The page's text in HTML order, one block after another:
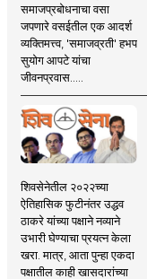
समाजप्रबोधनाचा वसा
जपणारे वसईतील एक आदर्श
व्यक्तिमत्त्व, 'समाजव्रती' हभप
सुयोग आपटे यांचा
जीवनप्रवास.....
शिवसेनेतील २०२२च्या
ऐतिहासिक फुटीनंतर उद्धव
ठाकरे यांच्या पक्षाने नव्याने
उभारी घेण्याचा प्रयत्न केला
खरा. मात्र, आता पुन्हा एकदा
पक्षातील काही खासदारांच्या